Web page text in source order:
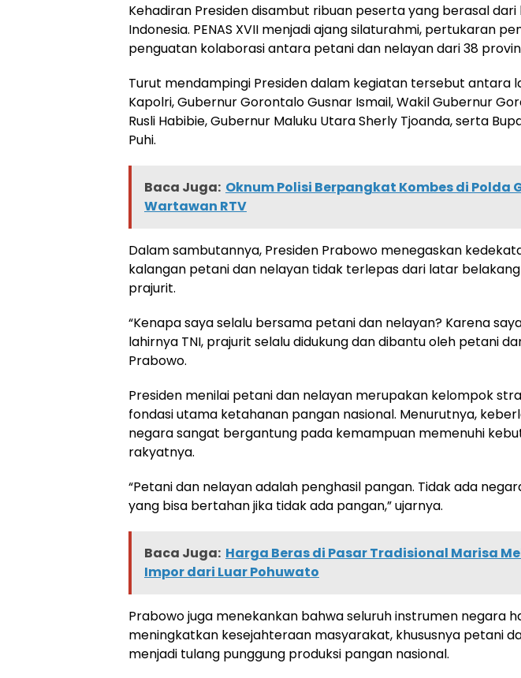
Kehadiran Presiden disambut ribuan peserta yang berasal
Indonesia. PENAS XVII menjadi ajang silaturahmi, pertukaran
penguatan kolaborasi antara petani dan nelayan dari 38
Turut mendampingi Presiden dalam kegiatan tersebut antara
Kapolri, Gubernur Gorontalo Gusnar Ismail, Wakil Gubernur
Rusli Habibie, Gubernur Maluku Utara Sherly Tjoanda, serta
Puhi.
Baca Juga: Oknum Polisi Berpangkat Kombes di Polda
Wartawan RTV
Dalam sambutannya, Presiden Prabowo menegaskan
kalangan petani dan nelayan tidak terlepas dari latar
prajurit.
“Kenapa saya selalu bersama petani dan nelayan? Karena
lahirnya TNI, prajurit selalu didukung dan dibantu oleh petani
Prabowo.
Presiden menilai petani dan nelayan merupakan kelompok
fondasi utama ketahanan pangan nasional. Menurutnya,
negara sangat bergantung pada kemampuan memenuhi
rakyatnya.
“Petani dan nelayan adalah penghasil pangan. Tidak ada
yang bisa bertahan jika tidak ada pangan,” ujarnya.
Baca Juga: Harga Beras di Pasar Tradisional Marisa
Impor dari Luar Pohuwato
Prabowo juga menekankan bahwa seluruh instrumen negara
meningkatkan kesejahteraan masyarakat, khususnya petani
menjadi tulang punggung produksi pangan nasional.